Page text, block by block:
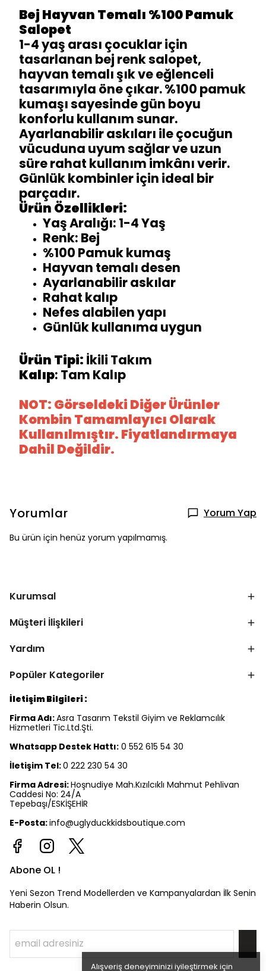
Alışveriş deneyiminizi iyileştirmek için
Bej Hayvan Temalı %100 Pamuk
Salopet
1-4 yaş arası çocuklar için
tasarlanan bej renk salopet,
hayvan temalı şık ve eğlenceli
tasarımıyla öne çıkar. %100 pamuk
kumaşı sayesinde gün boyu
konforlu kullanım sunar.
Ayarlanabilir askıları ile çocuğun
vücuduna uyum sağlar ve uzun
süre rahat kullanım imkânı verir.
Günlük kombinler için ideal bir
parçadır.
Ürün Özellikleri:
Yaş Aralığı: 1-4 Yaş
Renk: Bej
%100 Pamuk kumaş
Hayvan temalı desen
Ayarlanabilir askılar
Rahat kalıp
Nefes alabilen yapı
Günlük kullanıma uygun
Ürün Tipi: İkili Takım
Kalıp: Tam Kalıp
NOT: Görseldeki Diğer Ürünler
Kombin Tamamlayıcı Olarak
Kullanılmıştır. Fiyatlandırmaya
Dahil Değildir.
Yorumlar Yorum Yap
Bu ürün için henüz yorum yapılmamış.
Kurumsal
Müşteri İlişkileri
Yardım
Popüler Kategoriler
İletişim Bilgileri :
Firma Adı:Asra Tasarım Tekstil Giyim ve Reklamcılık
Hizmetleri Tic.Ltd.Şti.
Whatsapp Destek Hattı: 0 552 615 54 30
İletişim Tel:0 222 230 54 30
Firma Adresi:Hoşnudiye Mah.Kızılcıklı Mahmut Pehlivan
Caddesi No: 24/A
Tepebaşı/ESKİŞEHİR
E-Posta:info@uglyduckkidsboutique.com
Abone OL !
Yeni Sezon Trend Modellerden ve Kampanyalardan İlk Senin
Haberin Olsun.